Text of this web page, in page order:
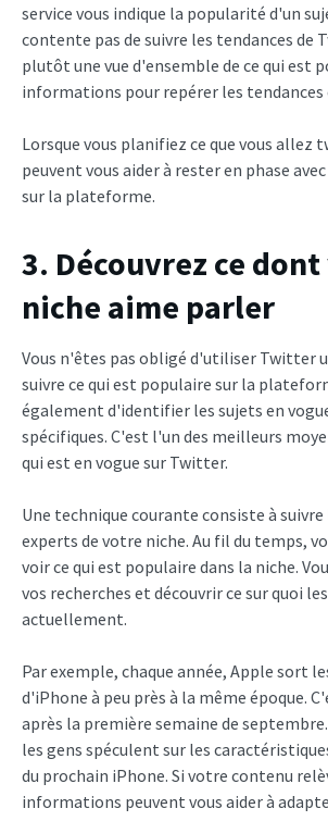
service vous indique la popularité d'un
contente pas de suivre les tendances de
plutôt une vue d'ensemble de ce qui est
informations pour repérer les tendances
Lorsque vous planifiez ce que vous allez
peuvent vous aider à rester en phase
sur la plateforme.
3. Découvrez ce
niche aime parler
Vous n'êtes pas obligé d'utiliser Twitter
suivre ce qui est populaire sur la
également d'identifier les sujets en
spécifiques. C'est l'un des meilleurs
qui est en vogue sur Twitter.
Une technique courante consiste à
experts de votre niche. Au fil du temps,
voir ce qui est populaire dans la niche.
vos recherches et découvrir ce sur quoi
actuellement.
Par exemple, chaque année, Apple sort
d'iPhone à peu près à la même époque.
après la première semaine de
les gens spéculent sur les
du prochain iPhone. Si votre contenu
informations peuvent vous aider à